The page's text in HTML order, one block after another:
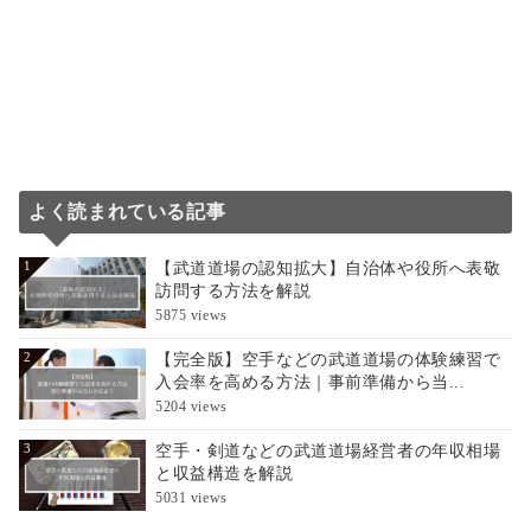
よく読まれている記事
1
【武道道場の認知拡大】自治体や役所へ表敬
訪問する方法を解説
5875 views
2
【完全版】空手などの武道道場の体験練習で
入会率を高める方法｜事前準備から当...
5204 views
3
空手・剣道などの武道道場経営者の年収相場
と収益構造を解説
5031 views